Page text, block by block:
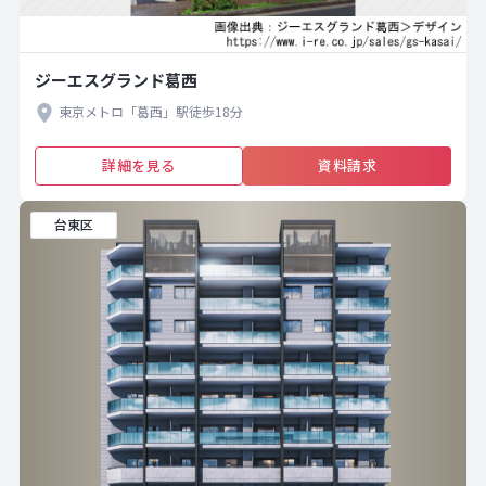
ジーエスグランド葛西
東京メトロ「葛西」駅徒歩18分
詳細を見る 資料請求
台東区